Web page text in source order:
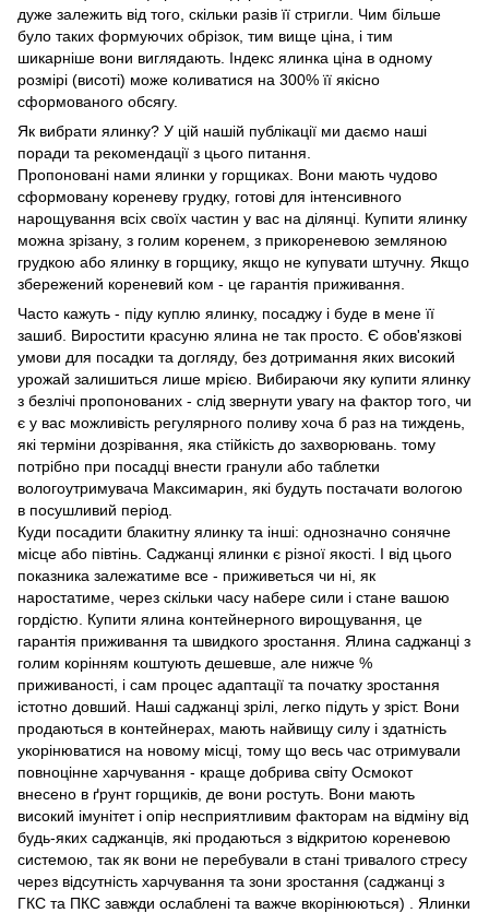
дуже залежить від того, скільки разів її стригли. Чим більше
було таких формуючих обрізок, тим вище ціна, і тим
шикарніше вони виглядають. Індекс ялинка ціна в одному
розмірі (висоті) може коливатися на 300% її якісно
сформованого обсягу.
Як вибрати ялинку? У цій нашій публікації ми даємо наші
поради та рекомендації з цього питання.
Пропоновані нами ялинки у горщиках. Вони мають чудово
сформовану кореневу грудку, готові для інтенсивного
нарощування всіх своїх частин у вас на ділянці. Купити ялинку
можна зрізану, з голим коренем, з прикореневою земляною
грудкою або ялинку в горщику, якщо не купувати штучну. Якщо
збережений кореневий ком - це гарантія приживання.
Часто кажуть - піду куплю ялинку, посаджу і буде в мене її
зашиб. Виростити красуню ялина не так просто. Є обов'язкові
умови для посадки та догляду, без дотримання яких високий
урожай залишиться лише мрією. Вибираючи яку купити ялинку
з безлічі пропонованих - слід звернути увагу на фактор того, чи
є у вас можливість регулярного поливу хоча б раз на тиждень,
які терміни дозрівання, яка стійкість до захворювань. тому
потрібно при посадці внести гранули або таблетки
вологоутримувача Максимарин, які будуть постачати вологою
в посушливий період.
Куди посадити блакитну ялинку та інші: однозначно сонячне
місце або півтінь. Саджанці ялинки є різної якості. І від цього
показника залежатиме все - приживеться чи ні, як
наростатиме, через скільки часу набере сили і стане вашою
гордістю. Купити ялина контейнерного вирощування, це
гарантія приживання та швидкого зростання. Ялина саджанці з
голим корінням коштують дешевше, але нижче %
приживаності, і сам процес адаптації та початку зростання
істотно довший. Наші саджанці зрілі, легко підуть у зріст. Вони
продаються в контейнерах, мають найвищу силу і здатність
укорінюватися на новому місці, тому що весь час отримували
повноцінне харчування - краще добрива світу Осмокот
внесено в ґрунт горщиків, де вони ростуть. Вони мають
високий імунітет і опір несприятливим факторам на відміну від
будь-яких саджанців, які продаються з відкритою кореневою
системою, так як вони не перебували в стані тривалого стресу
через відсутність харчування та зони зростання (саджанці з
ГКС та ПКС завжди ослаблені та важче вкорінюються) . Ялинки